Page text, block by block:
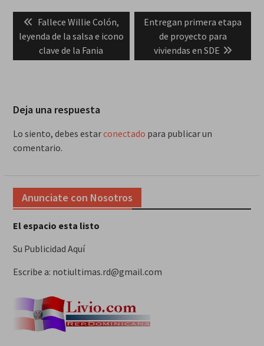
Navegación
de
entradas
Previous
post:
Fallece Willie Colón,
leyenda de la salsa e icono
clave de la Fania
Next
post:
Entregan primera etapa
de proyecto para
viviendas en SDE
Deja una respuesta
Lo siento, debes estarconectado para publicar un
comentario.
Anunciate con Nosotros
El espacio esta listo
Su Publicidad Aquí
Escribe a: notiultimas.rd@gmail.com